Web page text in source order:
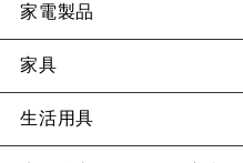
家電製品
家具
生活用具